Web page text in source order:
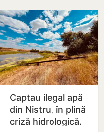
Captau ilegal apă
din Nistru, în plină
criză hidrologică.